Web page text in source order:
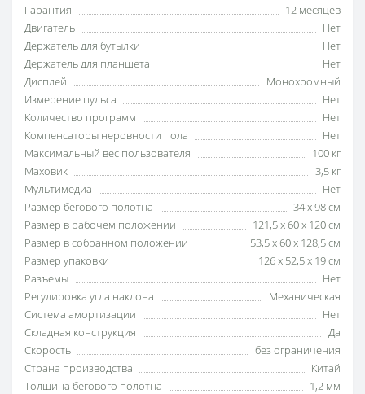
Гарантия
12 месяцев
Двигатель
Нет
Держатель для бутылки
Нет
Держатель для планшета
Нет
Дисплей
Монохромный
Измерение пульса
Нет
Количество программ
Нет
Компенсаторы неровности пола
Нет
Максимальный вес пользователя
100 кг
Маховик
3,5 кг
Мультимедиа
Нет
Размер бегового полотна
34 х 98 см
Размер в рабочем положении
121,5 х 60 х 120 см
Размер в собранном положении
53,5 х 60 х 128,5 см
Размер упаковки
126 х 52,5 х 19 см
Разъемы
Нет
Регулировка угла наклона
Механическая
Система амортизации
Нет
Складная конструкция
Да
Скорость
без ограничения
Страна производства
Китай
Толщина бегового полотна
1,2 мм